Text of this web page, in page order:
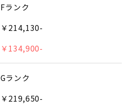
Fランク
￥214,130-
￥134,900-
Gランク
￥219,650-